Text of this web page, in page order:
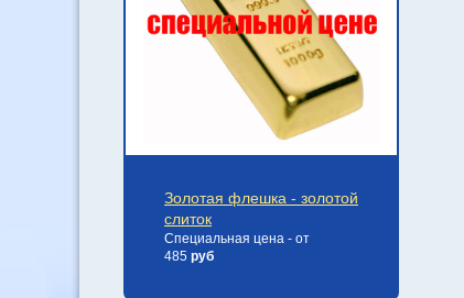
Золотая флешка - золотой
слиток
Специальная цена - от
485 руб